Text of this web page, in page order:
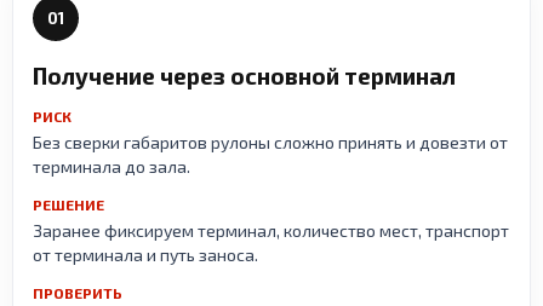
01
Получение через основной терминал
РИСК
Без сверки габаритов рулоны сложно принять и довезти от
терминала до зала.
РЕШЕНИЕ
Заранее фиксируем терминал, количество мест, транспорт
от терминала и путь заноса.
ПРОВЕРИТЬ